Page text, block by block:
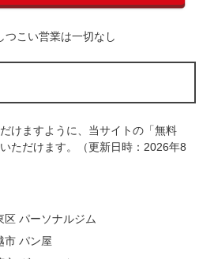
つこい営業は一切なし
けますように、当サイトの「無料
ただけます。（更新日時：2026年8
パーソナルジム
市 パン屋